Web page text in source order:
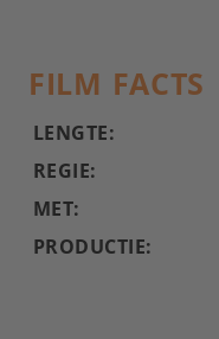
FILM FACTS
LENGTE:
REGIE:
MET:
PRODUCTIE: